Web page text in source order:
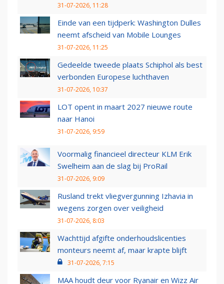
31-07-2026, 11:28
Einde van een tijdperk: Washington Dulles
neemt afscheid van Mobile Lounges
31-07-2026, 11:25
Gedeelde tweede plaats Schiphol als best
verbonden Europese luchthaven
31-07-2026, 10:37
LOT opent in maart 2027 nieuwe route
naar Hanoi
31-07-2026, 9:59
Voormalig financieel directeur KLM Erik
Swelheim aan de slag bij ProRail
31-07-2026, 9:09
Rusland trekt vliegvergunning Izhavia in
wegens zorgen over veiligheid
31-07-2026, 8:03
Wachttijd afgifte onderhoudslicenties
monteurs neemt af, maar krapte blijft
31-07-2026, 7:15
MAA houdt deur voor Ryanair en Wizz Air